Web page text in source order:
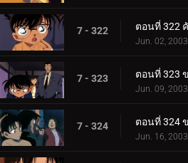
7 - 322
Jun. 02, 2003
7 - 323
Jun. 09, 2003
7 - 324
Jun. 16, 2003